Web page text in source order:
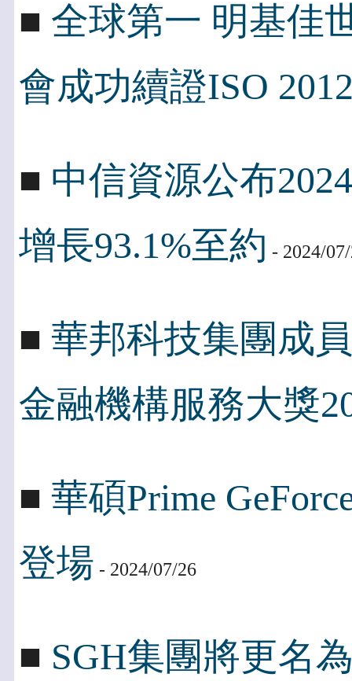
■ 全球第一 明基佳
會成功續證ISO
■ 中信資源公布
增長93.1%至約 - 2024/
■ 華邦科技集團成
金融機構服務大獎
■ 華碩Prime
登場 - 2024/07/26
■ SGH集團將更名